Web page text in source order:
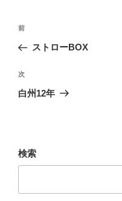
投
ナ
ビ
ゲ
ン
前
の
稿
前
ストローBOX
次
の
次
白州12年
検索